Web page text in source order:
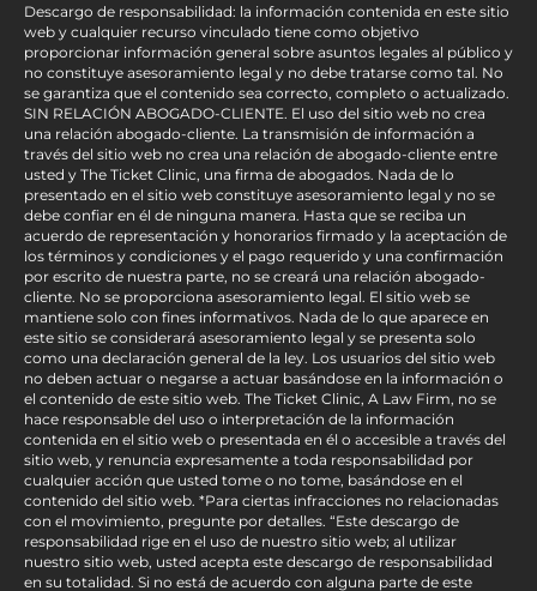
Descargo de responsabilidad: la información contenida en este sitio
web y cualquier recurso vinculado tiene como objetivo
proporcionar información general sobre asuntos legales al público y
no constituye asesoramiento legal y no debe tratarse como tal. No
se garantiza que el contenido sea correcto, completo o actualizado.
SIN RELACIÓN ABOGADO-CLIENTE. El uso del sitio web no crea
una relación abogado-cliente. La transmisión de información a
través del sitio web no crea una relación de abogado-cliente entre
usted y The Ticket Clinic, una firma de abogados. Nada de lo
presentado en el sitio web constituye asesoramiento legal y no se
debe confiar en él de ninguna manera. Hasta que se reciba un
acuerdo de representación y honorarios firmado y la aceptación de
los términos y condiciones y el pago requerido y una confirmación
por escrito de nuestra parte, no se creará una relación abogado-
cliente. No se proporciona asesoramiento legal. El sitio web se
mantiene solo con fines informativos. Nada de lo que aparece en
este sitio se considerará asesoramiento legal y se presenta solo
como una declaración general de la ley. Los usuarios del sitio web
no deben actuar o negarse a actuar basándose en la información o
el contenido de este sitio web. The Ticket Clinic, A Law Firm, no se
hace responsable del uso o interpretación de la información
contenida en el sitio web o presentada en él o accesible a través del
sitio web, y renuncia expresamente a toda responsabilidad por
cualquier acción que usted tome o no tome, basándose en el
contenido del sitio web. *Para ciertas infracciones no relacionadas
con el movimiento, pregunte por detalles. “Este descargo de
responsabilidad rige en el uso de nuestro sitio web; al utilizar
nuestro sitio web, usted acepta este descargo de responsabilidad
en su totalidad. Si no está de acuerdo con alguna parte de este